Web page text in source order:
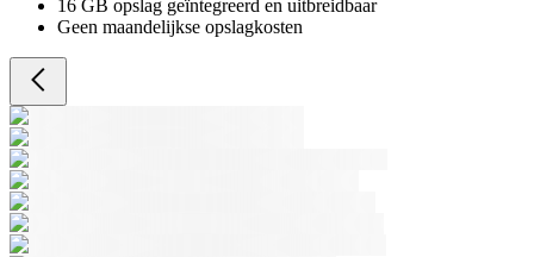
16 GB opslag geïntegreerd en uitbreidbaar
Geen maandelijkse opslagkosten